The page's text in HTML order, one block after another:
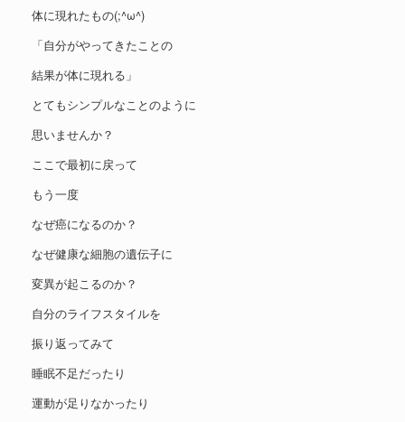
体に現れたもの(;^ω^)
「自分がやってきたことの
結果が体に現れる」
とてもシンプルなことのように
思いませんか？
ここで最初に戻って
もう一度
なぜ癌になるのか？
なぜ健康な細胞の遺伝子に
変異が起こるのか？
自分のライフスタイルを
振り返ってみて
睡眠不足だったり
運動が足りなかったり